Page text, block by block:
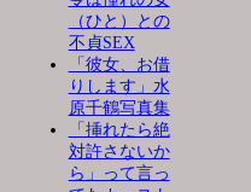
（ひと）との
不貞SEX
「彼女、お借
りします」水
原千鶴写真集
「挿れたら絶
対許さないか
ら」って言っ